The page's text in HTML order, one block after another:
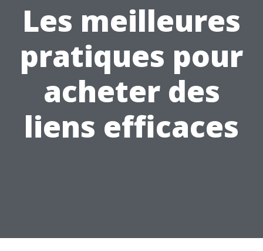
Les meilleures
pratiques pour
acheter des
liens efficaces